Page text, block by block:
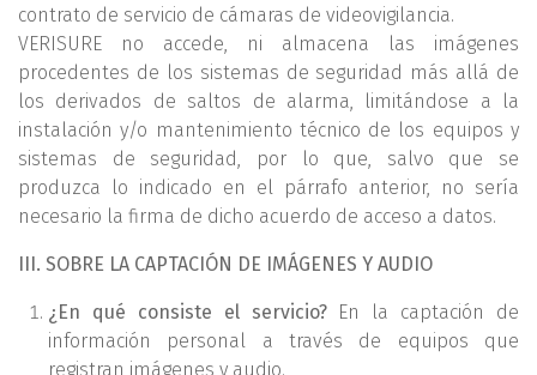
contrato de servicio de cámaras de videovigilancia.
VERISURE no accede, ni almacena las imágenes
procedentes de los sistemas de seguridad más allá de
los derivados de saltos de alarma, limitándose a la
instalación y/o mantenimiento técnico de los equipos y
sistemas de seguridad, por lo que, salvo que se
produzca lo indicado en el párrafo anterior, no sería
necesario la firma de dicho acuerdo de acceso a datos.
III. SOBRE LA CAPTACIÓN DE IMÁGENES Y AUDIO
¿En qué consiste el servicio? En la captación de
información personal a través de equipos que
registran imágenes y audio.